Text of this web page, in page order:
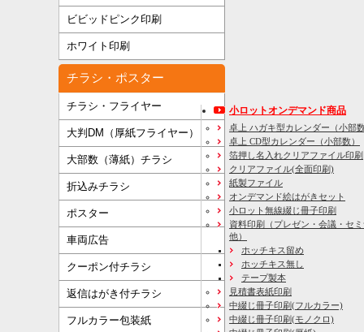
ビビッドピンク印刷
ホワイト印刷
チラシ・ポスター
チラシ・フライヤー
大判DM（厚紙フライヤー）
大部数（薄紙）チラシ
折込みチラシ
ポスター
車両広告
クーポン付チラシ
返信はがき付チラシ
フルカラー包装紙
小ロットオンデマンド商品
卓上 ハガキ型カレンダー（小部
卓上 CD型カレンダー（小部数）
箔押し名入れクリアファイル印刷
クリアファイル(全面印刷)
紙製ファイル
オンデマンド絵はがきセット
小ロット無線綴じ冊子印刷
資料印刷
（プレゼン・会議・セ
他）
ホッチキス留め
ホッチキス無し
テープ製本
見積書表紙印刷
中綴じ冊子印刷(フルカラー)
中綴じ冊子印刷(モノクロ)